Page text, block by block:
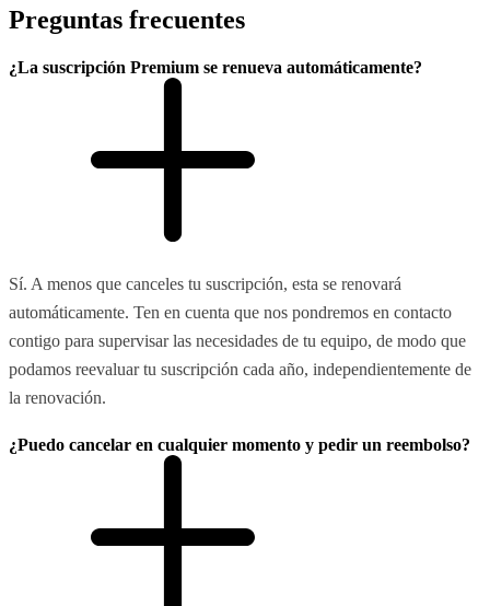
Preguntas frecuentes
¿La suscripción Premium se renueva automáticamente?
Sí. A menos que canceles tu suscripción, esta se renovará
automáticamente. Ten en cuenta que nos pondremos en contacto
contigo para supervisar las necesidades de tu equipo, de modo que
podamos reevaluar tu suscripción cada año, independientemente de
la renovación.
¿Puedo cancelar en cualquier momento y pedir un reembolso?